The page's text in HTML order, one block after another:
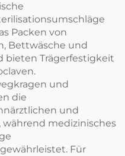
Packen von
Bettwäsche und
bieten Trägerfestigkeit
und
die
und
medizinisches
Für